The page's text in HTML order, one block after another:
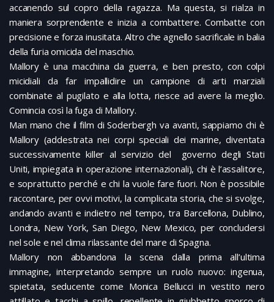
accanendo sul copro della ragazza. Ma questa, si rialza in
maniera sorprendente e inizia a combattere. Combatte con
precisione e forza inusitata. Altro che agnello sacrificale in balia
della furia omicida del maschio.
Mallory è una macchina da guerra, e ben presto, con colpi
micidiali da far impallidire un campione di arti marziali
combinate al pugilato e alla lotta, riesce ad avere la meglio.
Comincia così la fuga di Mallory.
Man mano che il film di Soderbergh va avanti, sappiamo chi è
Mallory (addestrata nei corpi speciali dei marine, diventata
successivamente killer al servizio del governo degli Stati
Uniti, impiegata in operazione internazionali), chi è l’assalitore,
e soprattutto perché e chi la vuole fare fuori. Non è possibile
raccontare, per ovvi motivi, la complicata storia, che si svolge,
andando avanti e indietro nel tempo, tra Barcellona, Dublino,
Londra, New York, San Diego, New Mexico, per concludersi
nel sole e nel clima rilassante del mare di Spagna.
Mallory non abbandona la scena dalla prima all’ultima
immagine, interpretando sempre un ruolo nuovo: ingenua,
spietata, seducente come Monica Bellucci in vestito nero